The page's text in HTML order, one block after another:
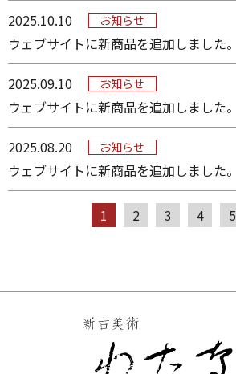
2025.10.10 お知らせ
ウェブサイトに新商品を追加しました。
2025.09.10 お知らせ
ウェブサイトに新商品を追加しました。
2025.08.20 お知らせ
ウェブサイトに新商品を追加しました。
1 2 3 4 5